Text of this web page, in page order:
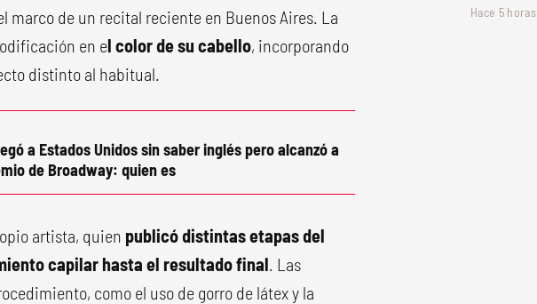
marco de un recital reciente en Buenos Aires. La
en el color de su cabello, incorporando
distinto al habitual.
a Estados Unidos sin saber inglés pero alcanzó a
de Broadway: quien es
artista, quien publicó distintas etapas del
capilar hasta el resultado final. Las
como el uso de gorro de látex y la
Hace 5 horas